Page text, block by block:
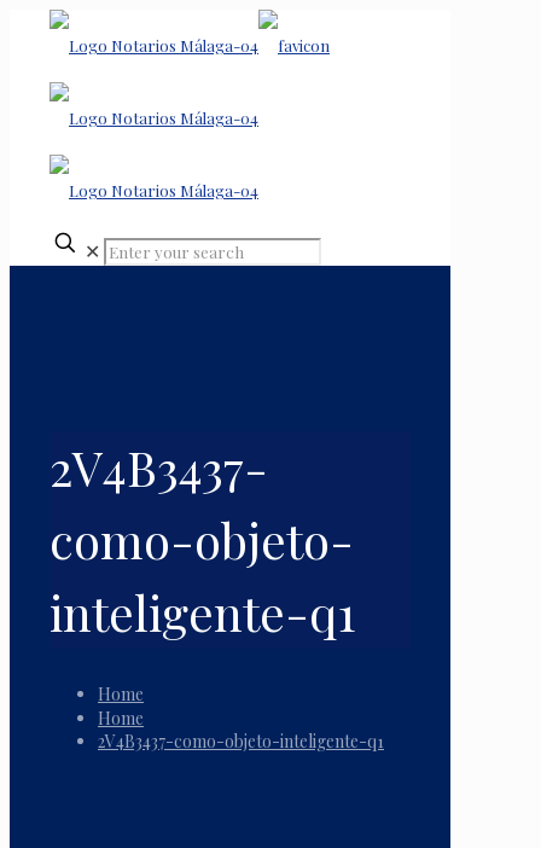
✕
2V4B3437-
como-objeto-
inteligente-q1
Home
Home
2V4B3437-como-objeto-inteligente-q1